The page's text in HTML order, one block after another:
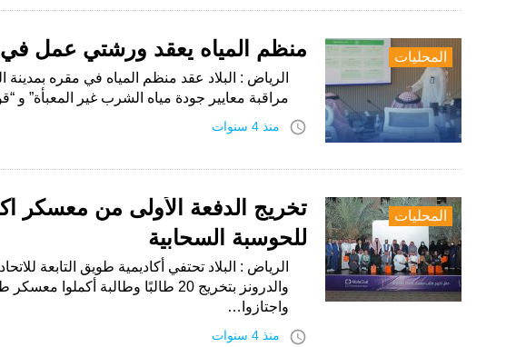
المحليات منظم المياه يعقد ورشتي عمل في
الرياض : البلاد عقد منظم المياه في مقره
مراقبة معايير جودة مياه الشرب غير المعبأة” و
access_time منذ 4 سنوات
المحليات
تخريج الدفعة الأولى من معسكر
للحوسبة السحابية
الرياض : البلاد تحتفي أكاديمية طويق التابعة
والدرونز بتخريج 20 طالبًا وطالبة
واجتازوا…
access_time منذ 4 سنوات